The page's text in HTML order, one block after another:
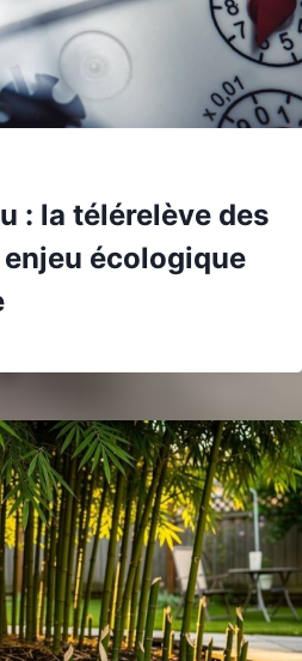
: la télérelève des
écologique